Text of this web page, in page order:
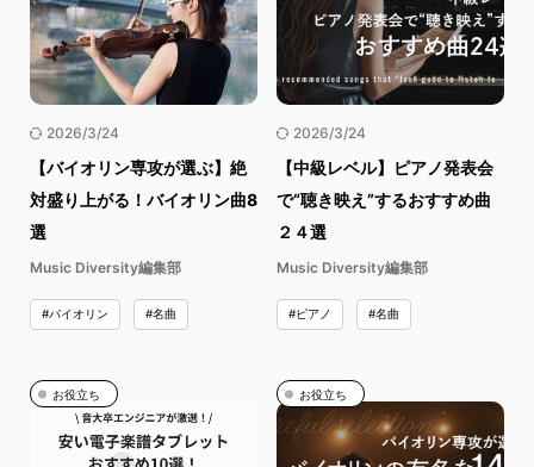
2026/3/24
【バイオリン専攻が選ぶ】絶
対盛り上がる！バイオリン曲8
選
Music Diversity編集部
#バイオリン #名曲
2026/3/24
【中級レベル】ピアノ発表会
で“聴き映え”するおすすめ曲
２４選
Music Diversity編集部
#ピアノ #名曲
お役立ち お役立ち